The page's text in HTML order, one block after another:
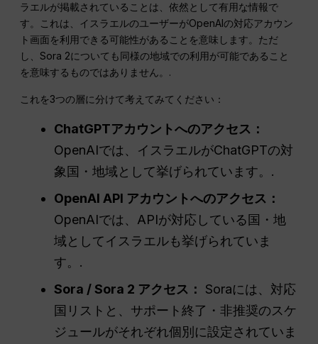
ラエルが掲載されていることは、依然として有用な情報で
す。これは、イスラエルのユーザーがOpenAIの対応アカウン
ト画面を利用できる可能性があることを意味します。ただ
し、Sora 2についても同様の地域での利用が可能であること
を意味するものではありません。.
これを3つの層に分けて考えてみてください：
ChatGPTアカウントへのアクセス：
OpenAIでは、イスラエルがChatGPTの対
象国・地域として挙げられています。.
OpenAI API アカウントへのアクセス：
OpenAIでは、APIが対応している国・地
域としてイスラエルも挙げられていま
す。.
Sora / Sora 2 アクセス：
Soraには、対応
国リストと、サポート終了・非推奨のスケ
ジュールがそれぞれ個別に設定されていま